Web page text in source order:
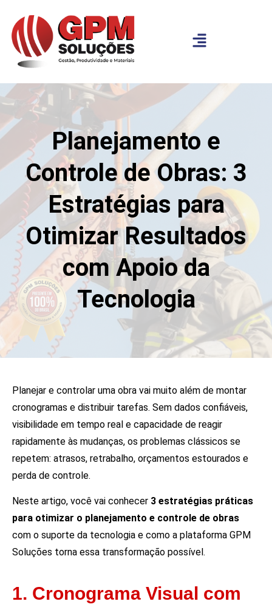
Planejamento e
Controle de Obras: 3
Estratégias para
Otimizar Resultados
com Apoio da
Tecnologia
Planejar e controlar uma obra vai muito além de montar
cronogramas e distribuir tarefas. Sem dados confiáveis,
visibilidade em tempo real e capacidade de reagir
rapidamente às mudanças, os problemas clássicos se
repetem: atrasos, retrabalho, orçamentos estourados e
perda de controle.
Neste artigo, você vai conhecer 3 estratégias práticas
para otimizar o planejamento e controle de obras
com o suporte da tecnologia e como a plataforma GPM
Soluções torna essa transformação possível.
1. Cronograma Visual com